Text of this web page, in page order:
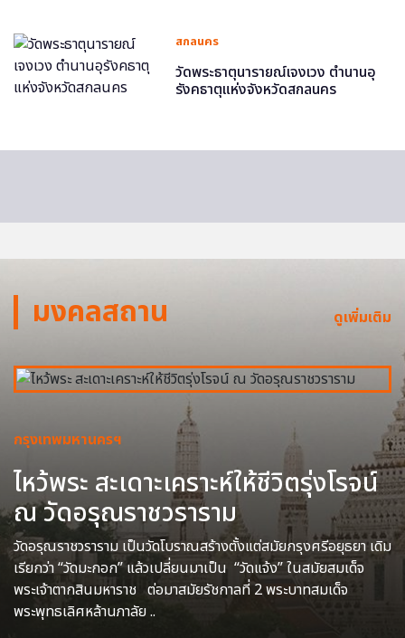
สกลนคร
วัดพระธาตุนารายณ์เจงเวง ตำนานอุ
รังคธาตุแห่งจังหวัดสกลนคร
มงคลสถาน ดูเพิ่มเติม
กรุงเทพมหานครฯ
ไหว้พระ สะเดาะเคราะห์ให้ชีวิตรุ่งโรจน์
ณ วัดอรุณราชวราราม
วัดอรุณราชวราราม เป็นวัดโบราณสร้างตั้งแต่สมัยกรุงศรีอยุธยา เดิม
เรียกว่า “วัดมะกอก” แล้วเปลี่ยนมาเป็น “วัดแจ้ง” ในสมัยสมเด็จ
พระเจ้าตากสินมหาราช ต่อมาสมัยรัชกาลที่ 2 พระบาทสมเด็จ
พระพุทธเลิศหล้านภาลัย ..